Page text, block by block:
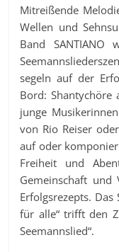
Mitreißende
Wellen und
Band
segeln auf der
Bord:
junge
von Rio Reiser
auf oder
Freiheit und
Gemeinschaft
Erfolgsrezepts.
für alle“ trifft den
Seemannslied“.